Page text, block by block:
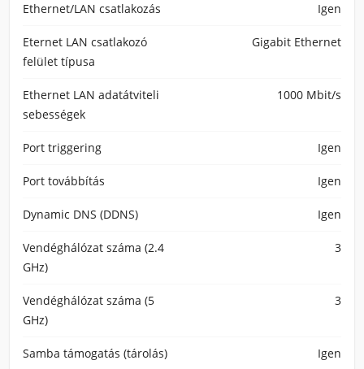
Ethernet/LAN csatlakozás Igen
Eternet LAN csatlakozó
felület típusa
Gigabit Ethernet
Ethernet LAN adatátviteli
sebességek
1000 Mbit/s
Port triggering Igen
Port továbbítás Igen
Dynamic DNS (DDNS) Igen
Vendéghálózat száma (2.4
GHz)
3
Vendéghálózat száma (5
GHz)
3
Samba támogatás (tárolás) Igen